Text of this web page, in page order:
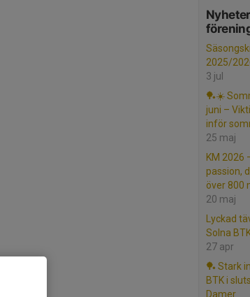
2025/
3 jul
🏓☀️
juni –
inför
25 maj
KM 2026
passion,
över 800
20 maj
Lyckad
Solna
27 apr
🏓 Stark
BTK i
Damer